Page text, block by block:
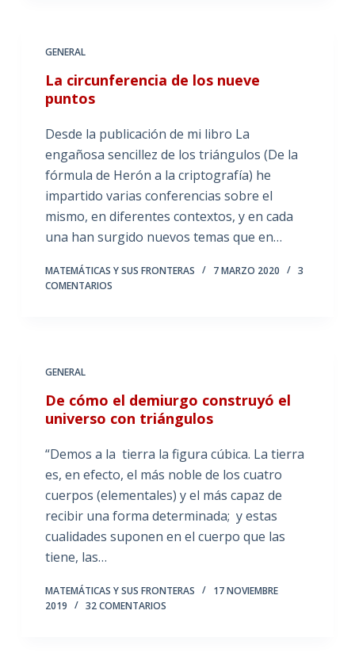
GENERAL
La circunferencia de los nueve
puntos
Desde la publicación de mi libro La
engañosa sencillez de los triángulos (De la
fórmula de Herón a la criptografía) he
impartido varias conferencias sobre el
mismo, en diferentes contextos, y en cada
una han surgido nuevos temas que en…
MATEMÁTICAS Y SUS FRONTERAS 7 MARZO 2020
3
COMENTARIOS
GENERAL
De cómo el demiurgo construyó el
universo con triángulos
“Demos a la tierra la figura cúbica. La tierra
es, en efecto, el más noble de los cuatro
cuerpos (elementales) y el más capaz de
recibir una forma determinada; y estas
cualidades suponen en el cuerpo que las
tiene, las…
MATEMÁTICAS Y SUS FRONTERAS
17 NOVIEMBRE
2019
32 COMENTARIOS